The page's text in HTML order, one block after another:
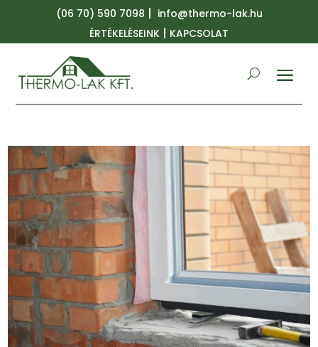
(06 70) 590 7098 | info@thermo-lak.hu
ÉRTÉKELÉSEINK | KAPCSOLAT